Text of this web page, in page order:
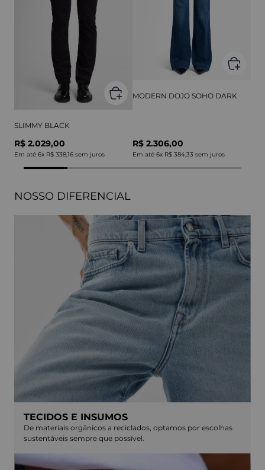
SLIMMY BLACK
R$ 2.029,00
Em até 6x R$ 338,16 sem juros
MODERN DOJO SOHO DARK
R$ 2.306,00
Em até 6x R$ 384,33 sem juros
NOSSO DIFERENCIAL
TECIDOS E INSUMOS
De materiais orgânicos a reciclados, optamos por escolhas
sustentáveis sempre que possível.